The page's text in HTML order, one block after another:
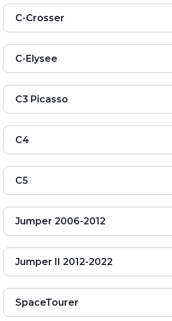
C-Crosser
C-Elysee
C3 Picasso
C4
C5
Jumper 2006-2012
Jumper II 2012-2022
SpaceTourer